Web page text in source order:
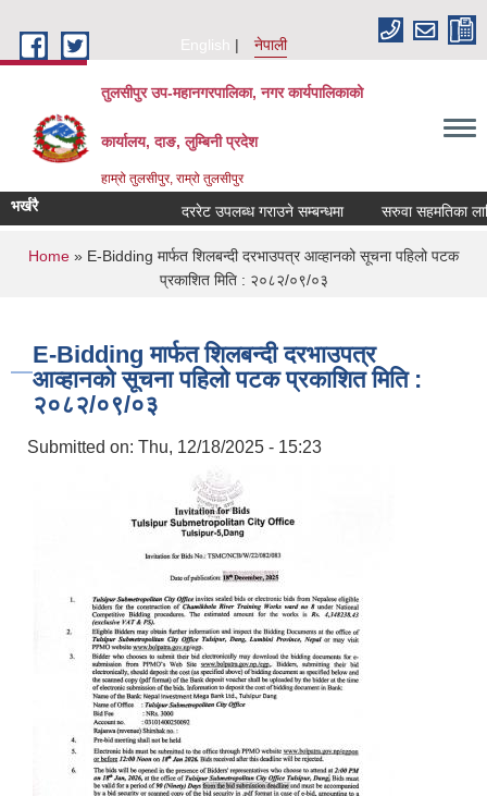
English
नेपाली
तुलसीपुर उप-महानगरपालिका, नगर कार्यपालिकाको
कार्यालय, दाङ, लुम्बिनी प्रदेश
हाम्रो तुलसीपुर, राम्रो तुलसीपुर
भर्खरै दररेट उपलब्ध गराउने सम्बन्धमा सरुवा सहमतिका
You are here
Home » E-Bidding मार्फत शिलबन्दी दरभाउपत्र आव्हानको सूचना पहिलो पटक
प्रकाशित मिति : २०८२/०९/०३
E-Bidding मार्फत शिलबन्दी दरभाउपत्र
आव्हानको सूचना पहिलो पटक प्रकाशित मिति :
२०८२/०९/०३
Submitted on: Thu, 12/18/2025 - 15:23